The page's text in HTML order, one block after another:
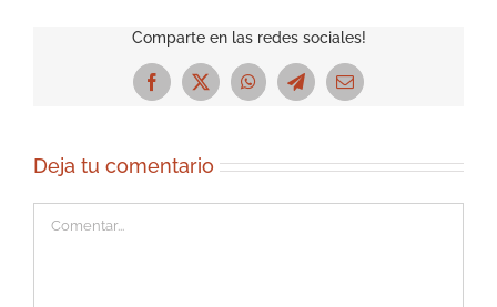
Comparte en las redes sociales!
Facebook
X WhatsAppTelegramCorreo
Deja tu comentario